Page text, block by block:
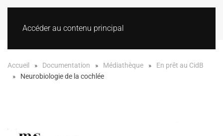
Accéder au contenu principal
Accueil Documentation Médiathèque
En prêt au CidB
Neurobiologie de la cochlée